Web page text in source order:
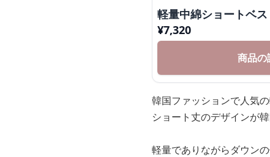
軽量中綿ショートベス
¥7,320
商品の
韓国ファッションで人気
ショート丈のデザインが
軽量でありながらダウン